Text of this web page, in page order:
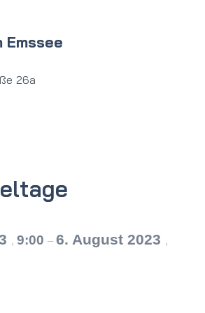
Emssee
26a
, 9:00 – 6. August 2023 ,